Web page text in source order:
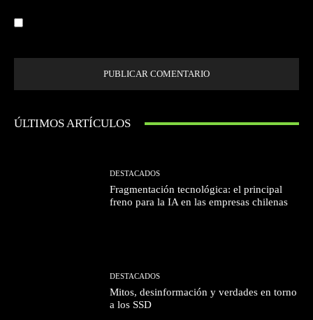
ÚLTIMOS ARTÍCULOS
DESTACADOS
Fragmentación tecnológica: el principal
freno para la IA en las empresas chilenas
DESTACADOS
Mitos, desinformación y verdades en torno
a los SSD